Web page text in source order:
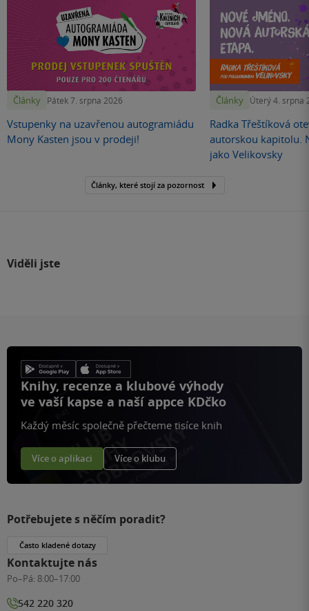
Články Pátek 7. srpna 2026
Vstupenky na uzavřenou autogramiádu
Mony Kasten jsou v prodeji!
Články Úterý 4. srpna
Radka Třeštíková
autorskou kapitolu.
jako Velikovsky
Články, které stojí za pozornost
Viděli jste
Knihy, recenze a klubové výhody
ve vaší kapse a naší appce KDčko
Každý měsíc společně přečteme tisíce knih
Více o aplikaci Více o klubu
Potřebujete s něčím poradit?
Často kladené dotazy
Kontaktujte nás
Po–Pá: 8:00–17:00
542 220 320